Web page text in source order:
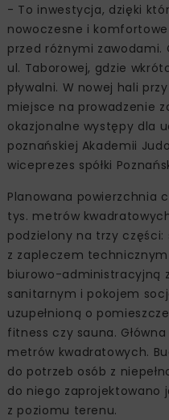
- To inwestycja, dzięki
nowoczesne i
przed różnymi
ul. Taborowej, gdzie
pływalni. W nowej hali
miejsce na prowadzenie
okazjonalne występy dla
poznańskiej Akademii
wiceprezes spółki
Planowana powierzchnia
tys. metrów
podzielony na trzy części:
z zapleczem
biurowo-administracyjną
sanitarnym i pokojem
uzupełnioną o
fitness czy sauna.
metrów kwadratowych.
do potrzeb osób z
do niego zaprojektowano
z poziomu terenu.